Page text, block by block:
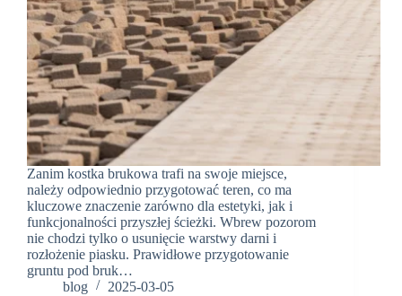
Zanim kostka brukowa trafi na swoje miejsce,
należy odpowiednio przygotować teren, co ma
kluczowe znaczenie zarówno dla estetyki, jak i
funkcjonalności przyszłej ścieżki. Wbrew pozorom
nie chodzi tylko o usunięcie warstwy darni i
rozłożenie piasku. Prawidłowe przygotowanie
gruntu pod bruk…
blog
2025-03-05